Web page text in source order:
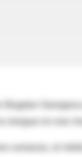
Bogdan
morgue en ese
rumanos, el